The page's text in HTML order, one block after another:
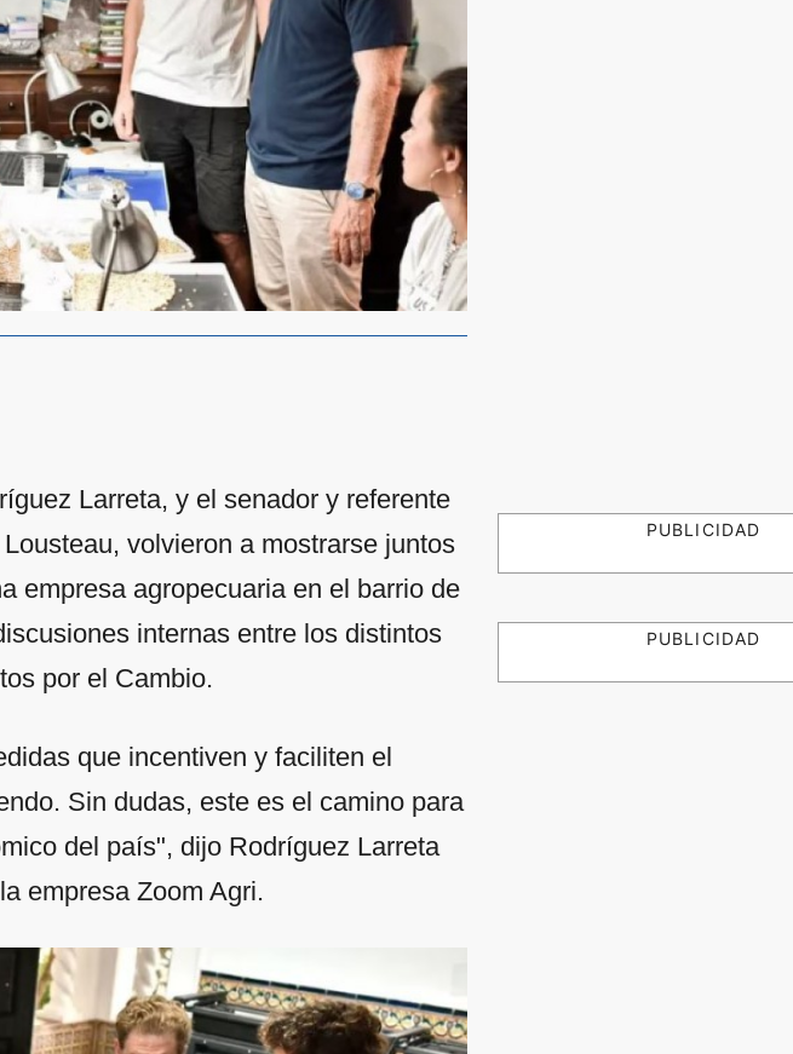
Larreta, y el senador y referente
volvieron a mostrarse juntos
empresa agropecuaria en el barrio de
internas entre los distintos
por el Cambio.
que incentiven y faciliten el
Sin dudas, este es el camino para
del país", dijo Rodríguez Larreta
empresa Zoom Agri.
PUBLICIDAD
PUBLICIDAD